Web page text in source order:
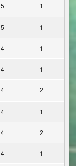
5 1
5 1
4 1
4 1
4 2
4 1
4 2
4 1